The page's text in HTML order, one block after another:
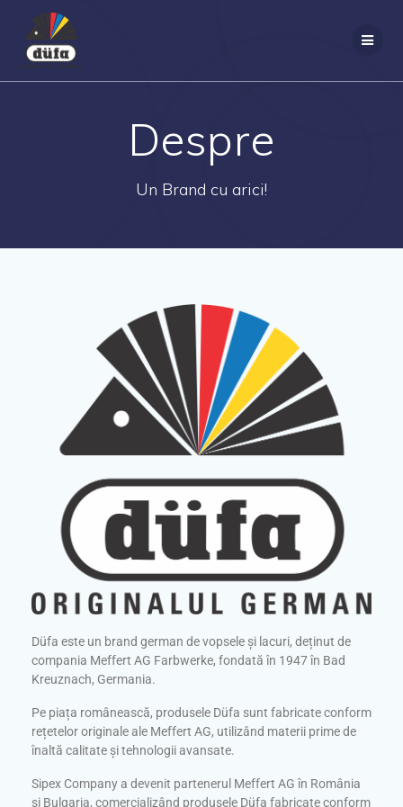
Despre
Un Brand cu arici!
Düfa este un brand german de vopsele și lacuri, deținut de
compania Meffert AG Farbwerke, fondată în 1947 în Bad
Kreuznach, Germania.
Pe piața românească, produsele Düfa sunt fabricate conform
rețetelor originale ale Meffert AG, utilizând materii prime de
înaltă calitate și tehnologii avansate.
Sipex Company a devenit partenerul Meffert AG în România
și Bulgaria, comercializând produsele Düfa fabricate conform